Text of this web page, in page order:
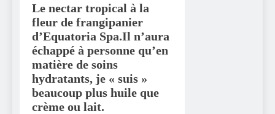
Le nectar tropical à la
fleur de frangipanier
d’Equatoria Spa.Il n’aura
échappé à personne qu’en
matière de soins
hydratants, je « suis »
beaucoup plus huile que
crème ou lait.